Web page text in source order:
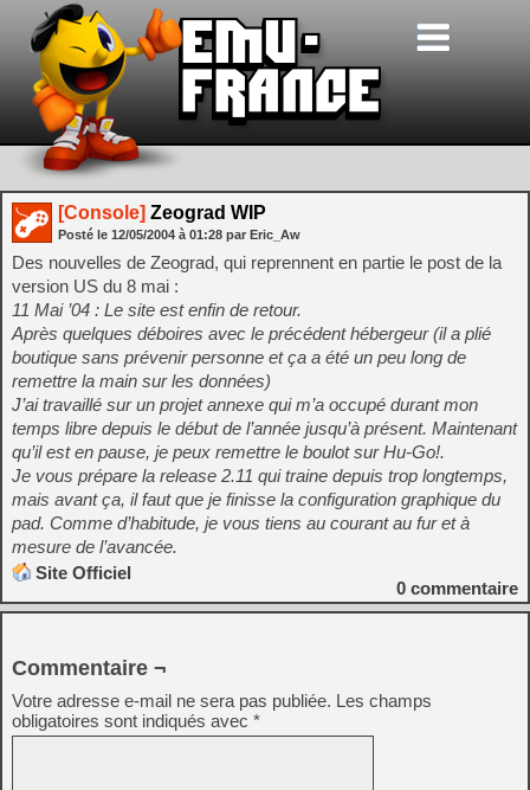
[Console] Zeograd WIP
Posté le 12/05/2004 à 01:28 par Eric_Aw
Des nouvelles de Zeograd, qui reprennent en partie le post de la
version US du 8 mai :
11 Mai ’04 : Le site est enfin de retour.
Après quelques déboires avec le précédent hébergeur (il a plié
boutique sans prévenir personne et ça a été un peu long de
remettre la main sur les données)
J’ai travaillé sur un projet annexe qui m’a occupé durant mon
temps libre depuis le début de l’année jusqu’à présent. Maintenant
qu’il est en pause, je peux remettre le boulot sur Hu-Go!.
Je vous prépare la release 2.11 qui traine depuis trop longtemps,
mais avant ça, il faut que je finisse la configuration graphique du
pad. Comme d’habitude, je vous tiens au courant au fur et à
mesure de l’avancée.
Site Officiel
0 commentaire
Commentaire ¬
Votre adresse e-mail ne sera pas publiée. Les champs
obligatoires sont indiqués avec *